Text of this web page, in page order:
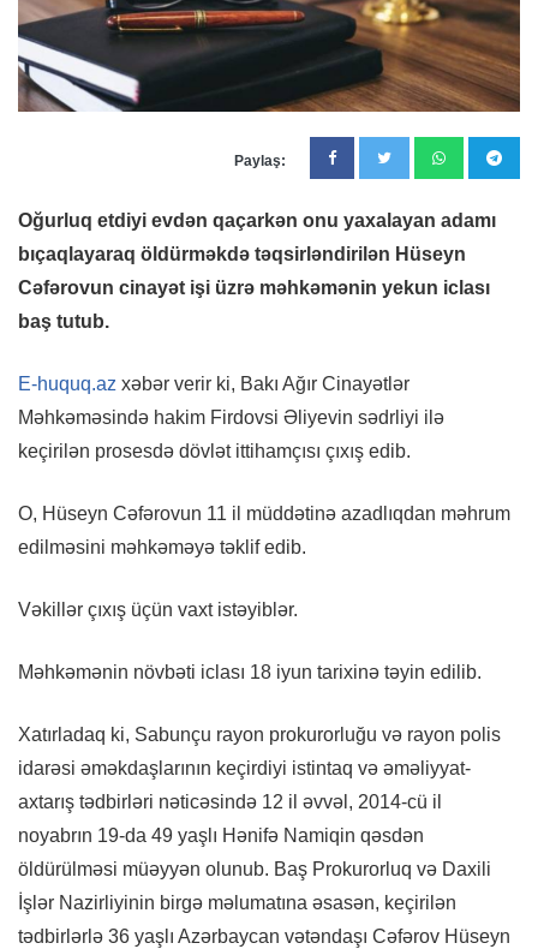
Paylaş:
Oğurluq etdiyi evdən qaçarkən onu yaxalayan adamı
bıçaqlayaraq öldürməkdə təqsirləndirilən Hüseyn
Cəfərovun cinayət işi üzrə məhkəmənin yekun iclası
baş tutub.
E-huquq.az xəbər verir ki, Bakı Ağır Cinayətlər
Məhkəməsində hakim Firdovsi Əliyevin sədrliyi ilə
keçirilən prosesdə dövlət ittihamçısı çıxış edib.
O, Hüseyn Cəfərovun 11 il müddətinə azadlıqdan məhrum
edilməsini məhkəməyə təklif edib.
Vəkillər çıxış üçün vaxt istəyiblər.
Məhkəmənin növbəti iclası 18 iyun tarixinə təyin edilib.
Xatırladaq ki, Sabunçu rayon prokurorluğu və rayon polis
idarəsi əməkdaşlarının keçirdiyi istintaq və əməliyyat-
axtarış tədbirləri nəticəsində 12 il əvvəl, 2014-cü il
noyabrın 19-da 49 yaşlı Hənifə Namiqin qəsdən
öldürülməsi müəyyən olunub. Baş Prokurorluq və Daxili
İşlər Nazirliyinin birgə məlumatına əsasən, keçirilən
tədbirlərlə 36 yaşlı Azərbaycan vətəndaşı Cəfərov Hüseyn